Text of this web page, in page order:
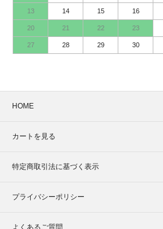
13 14 15 16
20 21 22 23
27 28 29 30
HOME
カートを見る
特定商取引法に基づく表示
プライバシーポリシー
よくあるご質問